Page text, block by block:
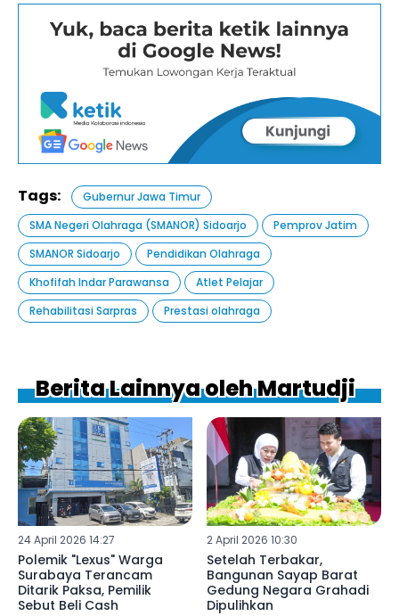
Tags:
Gubernur Jawa Timur
SMA Negeri Olahraga (SMANOR) Sidoarjo
Pemprov Jatim
SMANOR Sidoarjo
Pendidikan Olahraga
Khofifah Indar Parawansa
Atlet Pelajar
Rehabilitasi Sarpras
Prestasi olahraga
Berita Lainnya oleh Martudji
24 April 2026 14:27
Polemik "Lexus" Warga
Surabaya Terancam
Ditarik Paksa, Pemilik
Sebut Beli Cash
2 April 2026 10:30
Setelah Terbakar,
Bangunan Sayap Barat
Gedung Negara Grahadi
Dipulihkan